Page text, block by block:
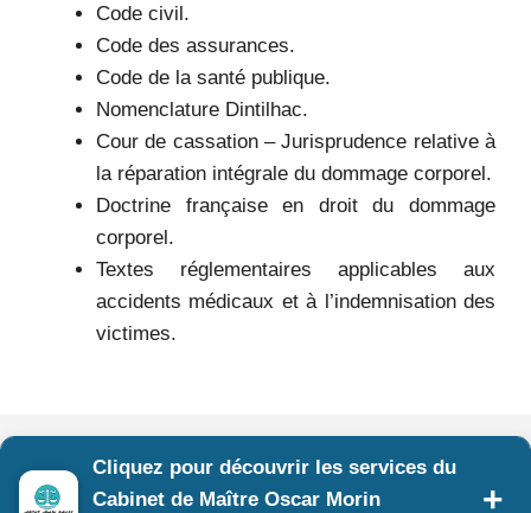
Code civil.
Code des assurances.
Code de la santé publique.
Nomenclature Dintilhac.
Cour de cassation – Jurisprudence relative à
la réparation intégrale du dommage corporel.
Doctrine française en droit du dommage
corporel.
Textes réglementaires applicables aux
accidents médicaux et à l’indemnisation des
victimes.
Cliquez pour découvrir les services du
Cabinet de Maître Oscar Morin